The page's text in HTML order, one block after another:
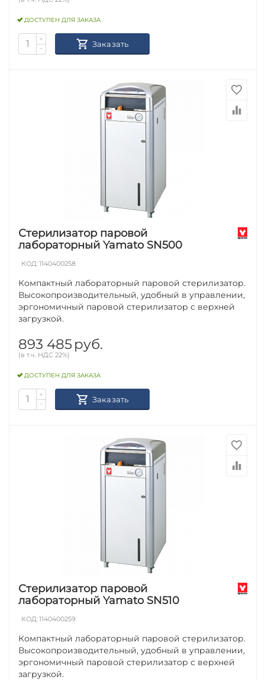
ДОСТУПЕН ДЛЯ ЗАКАЗА
+
−
Заказать
Стерилизатор паровой
лабораторный Yamato SN500
КОД:1140400258
Компактный лабораторный паровой стерилизатор.
Высокопроизводительный, удобный в управлении,
эргономичный паровой стерилизатор с верхней
загрузкой.
893 485 руб.
(в т.ч. НДС 22%)
ДОСТУПЕН ДЛЯ ЗАКАЗА
+
−
Заказать
Стерилизатор паровой
лабораторный Yamato SN510
КОД:1140400259
Компактный лабораторный паровой стерилизатор.
Высокопроизводительный, удобный в управлении,
эргономичный паровой стерилизатор с верхней
загрузкой.